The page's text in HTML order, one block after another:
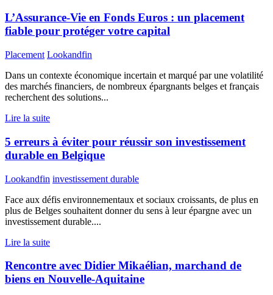
L’Assurance-Vie en Fonds Euros : un placement
fiable pour protéger votre capital
Placement Lookandfin
Dans un contexte économique incertain et marqué par une volatilité
des marchés financiers, de nombreux épargnants belges et français
recherchent des solutions...
Lire la suite
5 erreurs à éviter pour réussir son investissement
durable en Belgique
Lookandfin investissement durable
Face aux défis environnementaux et sociaux croissants, de plus en
plus de Belges souhaitent donner du sens à leur épargne avec un
investissement durable....
Lire la suite
Rencontre avec Didier Mikaélian, marchand de
biens en Nouvelle-Aquitaine